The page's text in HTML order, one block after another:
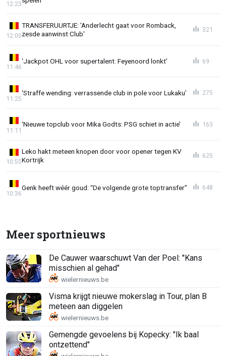
12:23
TRANSFERUURTJE: 'Anderlecht gaat voor Romback,
zesde aanwinst Club'
12:00
321
‘Jackpot OHL voor supertalent: Feyenoord lonkt’
11:46
69
‘Straffe wending: verrassende club in pole voor Lukaku’
11:25
275
‘Nieuwe topclub voor Mika Godts: PSG schiet in actie’
11:11
163
Leko hakt meteen knopen door voor opener tegen KV
Kortrijk
10:55
625
Genk heeft wéér goud: “De volgende grote toptransfer”
10:36
648
Meer sportnieuws
De Cauwer waarschuwt Van der Poel: "Kans
misschien al gehad"
Visma krijgt nieuwe mokerslag in Tour, plan B
meteen aan diggelen
Gemengde gevoelens bij Kopecky: "Ik baal
ontzettend"